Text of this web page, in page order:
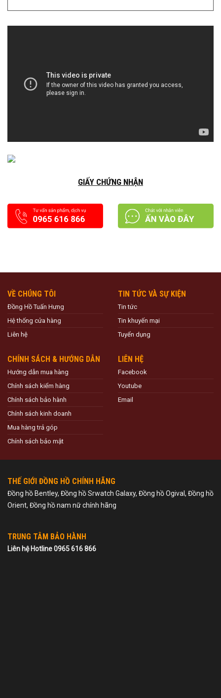
GIẤY CHỨNG NHẬN
VỀ CHÚNG TÔI
Đồng Hồ Tuấn Hưng
Hệ thống cửa hàng
Liên hệ
TIN TỨC VÀ SỰ KIỆN
Tin tức
Tin khuyến mại
Tuyển dụng
CHÍNH SÁCH & HƯỚNG DẪN
Hướng dẫn mua hàng
Chính sách kiểm hàng
Chính sách bảo hành
Chính sách kinh doanh
Mua hàng trả góp
Chính sách bảo mật
LIÊN HỆ
Facebook
Youtube
Email
THẾ GIỚI ĐỒNG HỒ CHÍNH HÃNG
Đồng hồ Bentley, Đồng hồ Srwatch Galaxy, Đồng hồ Ogival, Đồng hồ
Orient, Đồng hồ nam nữ chính hãng
TRUNG TÂM BẢO HÀNH
Liên hệ Hotline 0965 616 866